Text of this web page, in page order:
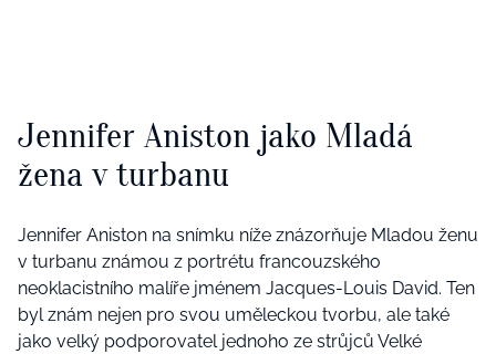
Jennifer Aniston jako Mladá
žena v turbanu
Jennifer Aniston na snímku níže znázorňuje Mladou ženu
v turbanu známou z portrétu francouzského
neoklacistního malíře jménem Jacques-Louis David. Ten
byl znám nejen pro svou uměleckou tvorbu, ale také
jako velký podporovatel jednoho ze strůjců Velké